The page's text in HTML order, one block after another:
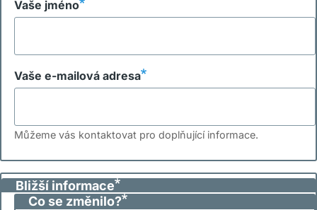
Vaše jméno
Vaše e-mailová adresa
Můžeme vás kontaktovat pro doplňující informace.
Bližší informace
Co se změnilo?